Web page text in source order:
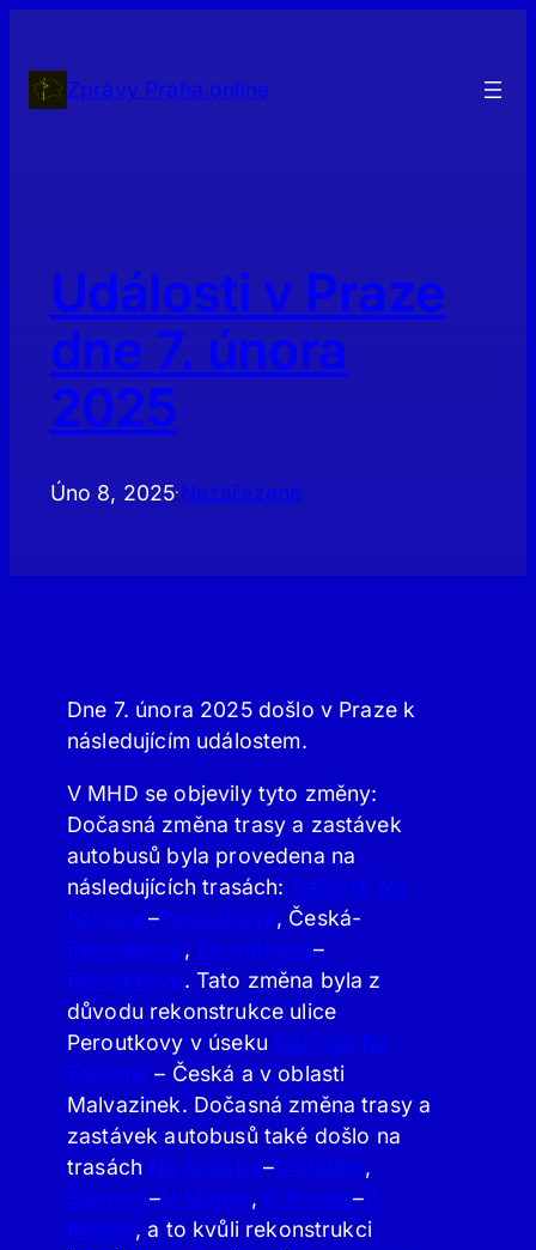
obsahZprávy Praha.online
Události v Praze
dne 7. února
2025
Úno 8, 2025· Nezařazené
Dne 7. února 2025 došlo v Praze k
následujícím událostem.
V MHD se objevily tyto změny:
Dočasná změna trasy a zastávek
autobusů byla provedena na
následujících trasách: Náměstí Na
Farkáně–Peroutkova, Česká-
Peroutkova, Peroutkova–
Peroutkova. Tato změna byla z
důvodu rekonstrukce ulice
Peroutkovy v úseku Náměstí Na
Farkáně – Česká a v oblasti
Malvazinek. Dočasná změna trasy a
zastávek autobusů také došlo na
trasách Na Špitálce–U Matěje,
Šárecká–U Matěje, U Matěje–U
Matěje, a to kvůli rekonstrukci